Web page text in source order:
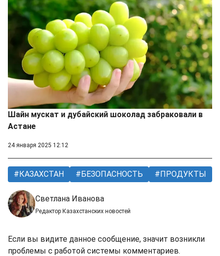
Шайн мускат и дубайский шоколад забраковали в
Астане
24 января 2025 12:12
КАЗАХСТАН БЕЗОПАСНОСТЬ ПРОДУКТЫ
Светлана Иванова
Редактор Казахстанских новостей
Если вы видите данное сообщение, значит возникли
проблемы с работой системы комментариев.